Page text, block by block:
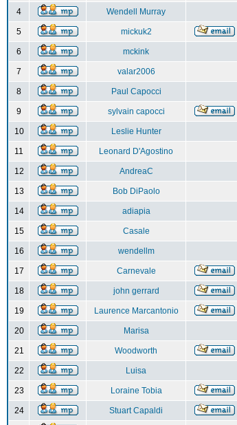
4 Wendell Murray
5 mickuk2
6 mckink
7 valar2006
8 Paul Capocci
9 sylvain capocci
10 Leslie Hunter
11 Leonard D'Agostino
12 AndreaC
13 Bob DiPaolo
14 adiapia
15 Casale
16 wendellm
17 Carnevale
18 john gerrard
19 Laurence Marcantonio
20 Marisa
21 Woodworth
22 Luisa
23 Loraine Tobia
24 Stuart Capaldi